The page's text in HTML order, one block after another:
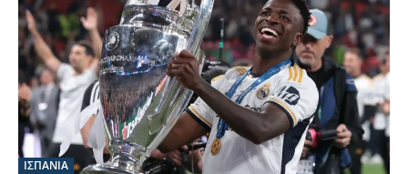
ΙΣΠΑΝΙΑ